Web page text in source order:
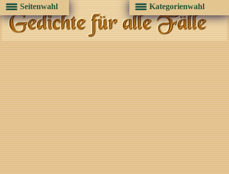
Seitenwahl Kategorienwahl